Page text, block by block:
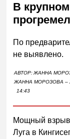
В
По
не выявлено.
АВТОР:ЖАННА
ЖАННА МОРОЗОВА –
14:43
Мощный взрыв
Луга в